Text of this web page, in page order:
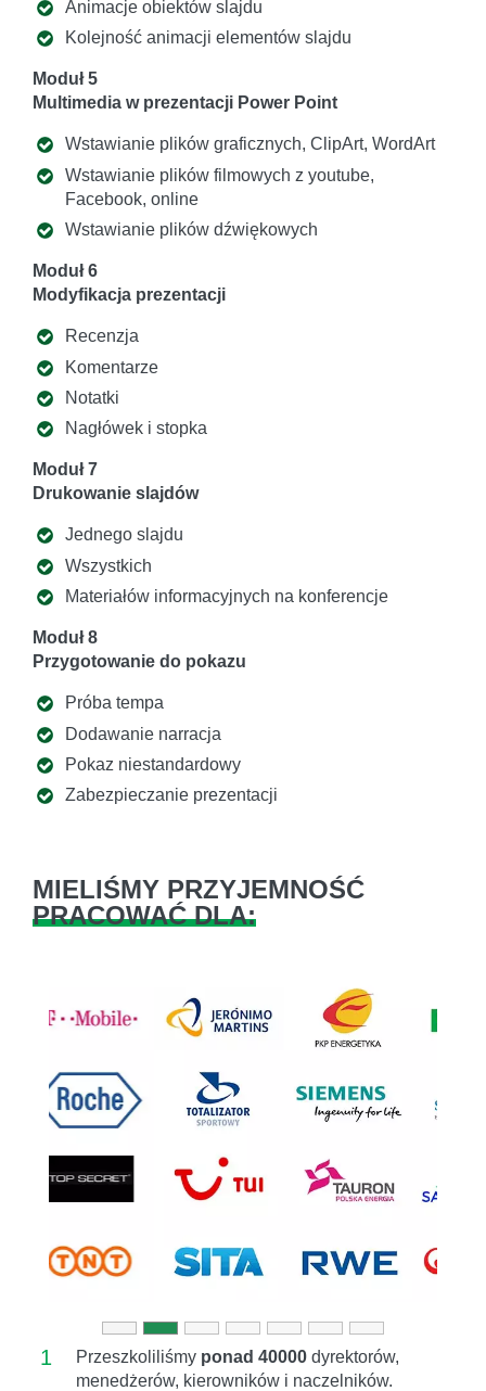
Animacje obiektów slajdu
Kolejność animacji elementów slajdu
Moduł 5
Multimedia w prezentacji Power Point
Wstawianie plików graficznych, ClipArt, WordArt
Wstawianie plików filmowych z youtube,
Facebook, online
Wstawianie plików dźwiękowych
Moduł 6
Modyfikacja prezentacji
Recenzja
Komentarze
Notatki
Nagłówek i stopka
Moduł 7
Drukowanie slajdów
Jednego slajdu
Wszystkich
Materiałów informacyjnych na konferencje
Moduł 8
Przygotowanie do pokazu
Próba tempa
Dodawanie narracja
Pokaz niestandardowy
Zabezpieczanie prezentacji
MIELIŚMY PRZYJEMNOŚĆ
PRACOWAĆ DLA:
1 Przeszkoliliśmy ponad 40000 dyrektorów,
menedżerów, kierowników i naczelników.